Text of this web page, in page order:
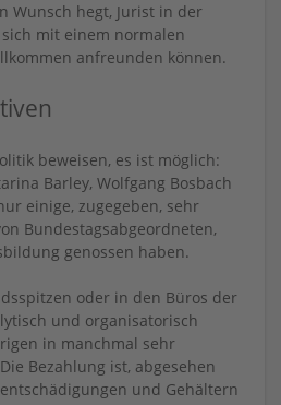
Wunsch hegt, Jurist in der
mit einem normalen
anfreunden können.
beweisen, es ist möglich:
Barley, Wolfgang Bosbach
einige, zugegeben, sehr
Bundestagsabgeordneten,
genossen haben.
oder in den Büros der
und organisatorisch
in manchmal sehr
Bezahlung ist, abgesehen
und Gehältern